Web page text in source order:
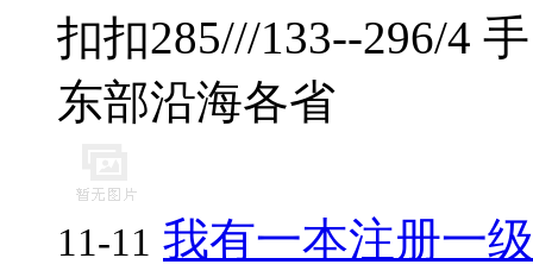
扣扣285///133--296/4
东部沿海各省
11-11 我有一本注册一